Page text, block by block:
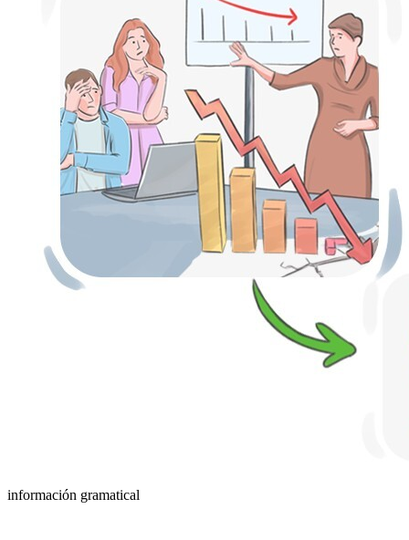
información gramatical